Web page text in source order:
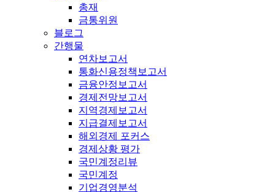
총재
금통위원
블로그
간행물
연차보고서
통화신용정책보고서
금융안정보고서
경제전망보고서
지역경제보고서
지급결제보고서
해외경제 포커스
경제상황 평가
국민계정리뷰
국민계정
기업경영분석